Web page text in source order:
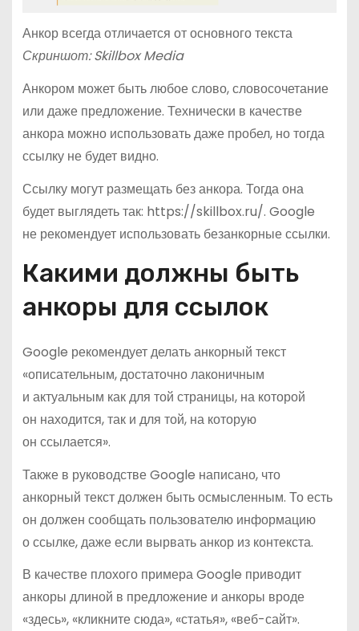
Анкор всегда отличается от основного текста
Скриншот: Skillbox Media
Анкором может быть любое слово, словосочетание
или даже предложение. Технически в качестве
анкора можно использовать даже пробел, но тогда
ссылку не будет видно.
Ссылку могут размещать без анкора. Тогда она
будет выглядеть так: https://skillbox.ru/. Google
не рекомендует использовать безанкорные ссылки.
Какими должны быть
анкоры для ссылок
Google рекомендует делать анкорный текст
«описательным, достаточно лаконичным
и актуальным как для той страницы, на которой
он находится, так и для той, на которую
он ссылается».
Также в руководстве Google написано, что
анкорный текст должен быть осмысленным. То есть
он должен сообщать пользователю информацию
о ссылке, даже если вырвать анкор из контекста.
В качестве плохого примера Google приводит
анкоры длиной в предложение и анкоры вроде
«здесь», «кликните сюда», «статья», «веб-сайт».